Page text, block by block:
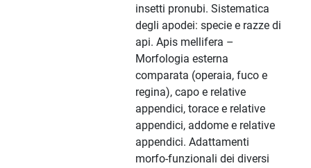
insetti pronubi. Sistematica
degli apodei: specie e razze di
api. Apis mellifera –
Morfologia esterna
comparata (operaia, fuco e
regina), capo e relative
appendici, torace e relative
appendici, addome e relative
appendici. Adattamenti
morfo-funzionali dei diversi